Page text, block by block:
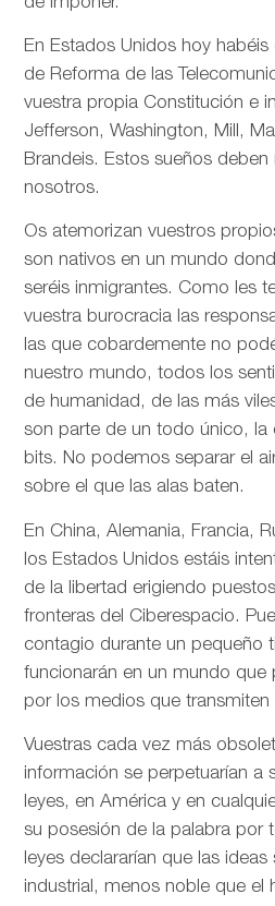
En Estados Unidos hoy
de Reforma de las
vuestra propia Constitución e
Jefferson, Washington, Mill,
Brandeis. Estos sueños deben
nosotros.
Os atemorizan vuestros
son nativos en un mundo
seréis inmigrantes. Como les
vuestra burocracia las
las que cobardemente no
nuestro mundo, todos los
de humanidad, de las más
son parte de un todo único, la
bits. No podemos separar el
sobre el que las alas baten.
En China, Alemania, Francia,
los Estados Unidos estáis
de la libertad erigiendo
fronteras del Ciberespacio.
contagio durante un pequeño
funcionarán en un mundo que
por los medios que transmiten
Vuestras cada vez más
información se perpetuarían a
leyes, en América y en
su posesión de la palabra por
leyes declararían que las
industrial, menos noble que el